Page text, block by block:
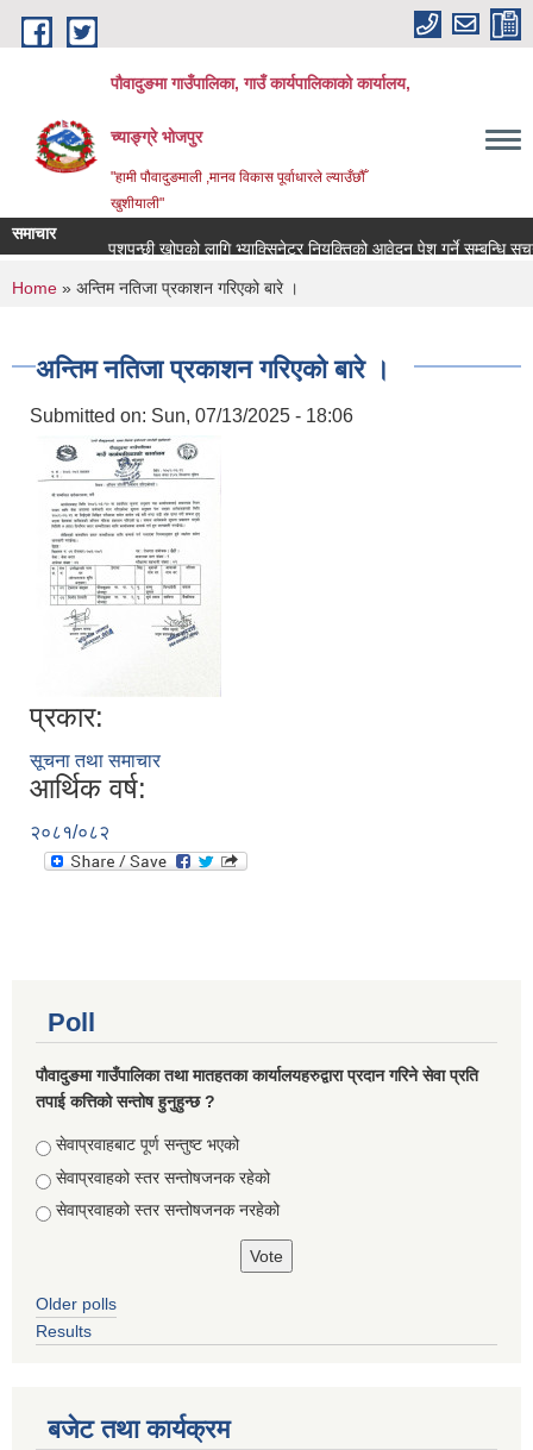
Skip to main content
पौवादुङमा गाउँपालिका, गाउँ कार्यपालिकाको कार्यालय,
च्याङ्ग्रे भोजपुर
"हामी पौवादुङमाली ,मानव विकास पूर्वाधारले ल्याउँछौँ
खुशीयाली"
समाचार
पशुपन्छी खोपको लागि भ्याक्सिनेटर नियुक्तिको आवेदन पेश गर्ने सम्बन्धि सूचना!!!
You are here
Home » अन्तिम नतिजा प्रकाशन गरिएको बारे ।
अन्तिम नतिजा प्रकाशन गरिएको बारे ।
Submitted on: Sun, 07/13/2025 - 18:06
प्रकार:
सूचना तथा समाचार
आर्थिक वर्ष:
२०८१/०८२
Poll
पौवादुङमा गाउँपालिका तथा मातहतका कार्यालयहरुद्वारा प्रदान गरिने सेवा प्रति
तपाई कत्तिको सन्तोष हुनुहुन्छ ?
Choices
सेवाप्रवाहबाट पूर्ण सन्तुष्ट भएको
सेवाप्रवाहको स्तर सन्तोषजनक रहेको
सेवाप्रवाहको स्तर सन्तोषजनक नरहेको
Older polls
Results
बजेट तथा कार्यक्रम